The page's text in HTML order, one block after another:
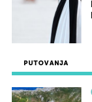
PUTOVANJA